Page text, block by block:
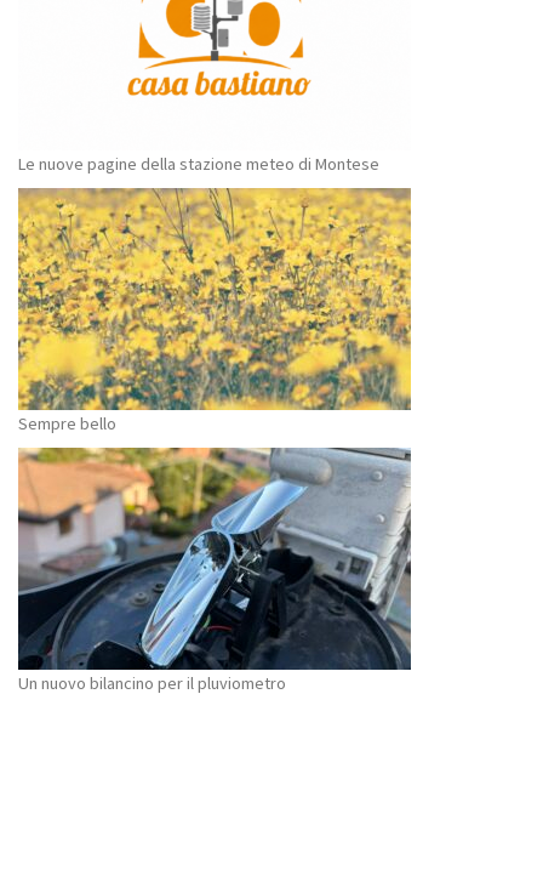
Le nuove pagine della stazione meteo di Montese
Sempre bello
Un nuovo bilancino per il pluviometro